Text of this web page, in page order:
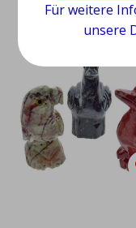
Für weitere
unsere